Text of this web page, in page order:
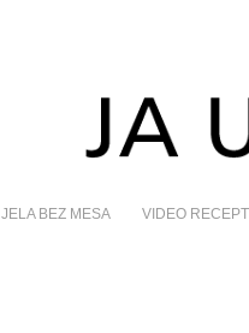
JELA BEZ MESA VIDEO